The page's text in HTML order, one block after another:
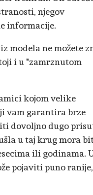
njegov
informacije.
modela ne možete
i u "zamrznutom
kojom velike
vam garantira brze
dovoljno dugo
u taj krug mora
ili godinama.
pojaviti puno